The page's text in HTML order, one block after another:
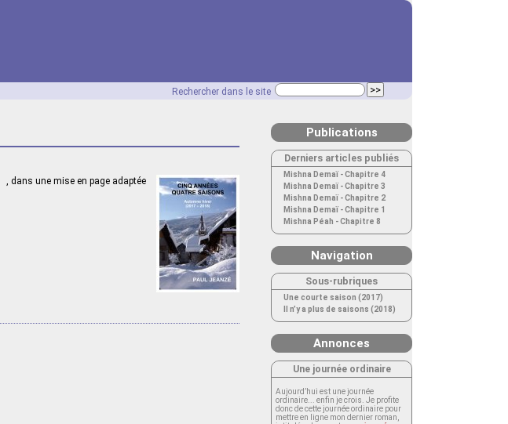
Rechercher dans le site
, dans une mise en page adaptée
Publications
Derniers articles publiés
Mishna Demaï - Chapitre 4
Mishna Demaï - Chapitre 3
Mishna Demaï - Chapitre 2
Mishna Demaï - Chapitre 1
Mishna Péah - Chapitre 8
Navigation
Sous-rubriques
Une courte saison (2017)
Il n’y a plus de saisons (2018)
Annonces
Une journée ordinaire
Aujourd’hui est une journée
ordinaire... enfin je crois. Je profite
donc de cette journée ordinaire pour
mettre en ligne mon dernier roman,